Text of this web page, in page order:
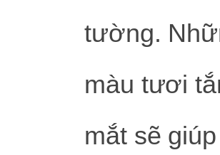
tường.
màu tươi
mắt sẽ